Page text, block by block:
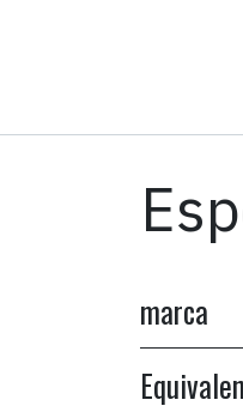
marca